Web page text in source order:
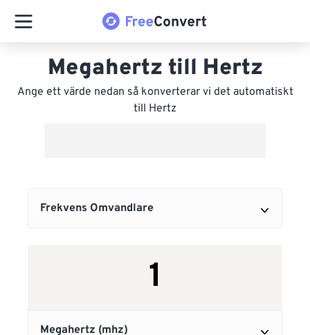
Megahertz till Hertz
Ange ett värde nedan så konverterar vi det automatiskt
till Hertz